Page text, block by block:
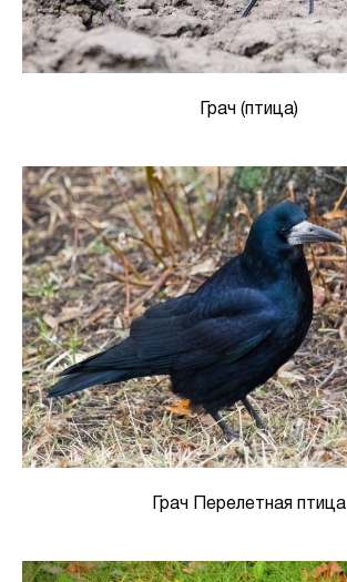
Грач (птица)
Грач Перелетная птица